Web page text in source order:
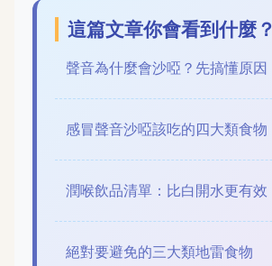
這篇文章你會看到什麼？
聲音為什麼會沙啞？先搞懂原因
感冒聲音沙啞該吃的四大類食物
潤喉飲品清單：比白開水更有效
絕對要避免的三大類地雷食物